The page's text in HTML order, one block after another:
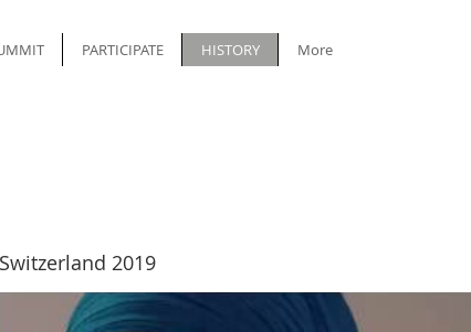
PARTICIPATE HISTORY More
2019